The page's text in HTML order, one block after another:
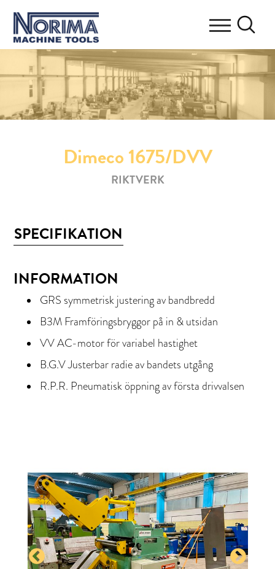
Dimeco 1675/DVV
RIKTVERK
SPECIFIKATION
INFORMATION
GRS symmetrisk justering av bandbredd
B3M Framföringsbryggor på in & utsidan
VV AC-motor för variabel hastighet
B.G.V Justerbar radie av bandets utgång
R.P.R. Pneumatisk öppning av första drivvalsen